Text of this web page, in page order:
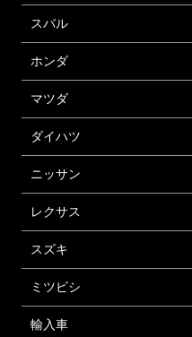
スバル
ホンダ
マツダ
ダイハツ
ニッサン
レクサス
スズキ
ミツビシ
輸入車